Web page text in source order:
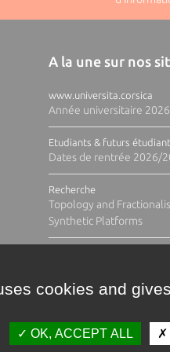
A la une sur nos
www.universita.corsica
Année universitaire
Etudiants & futurs
Dates de rentrée 2026/
Recherche
Topology and
Synthetic Platforms
cookies and
OK, ACCEPT ALL